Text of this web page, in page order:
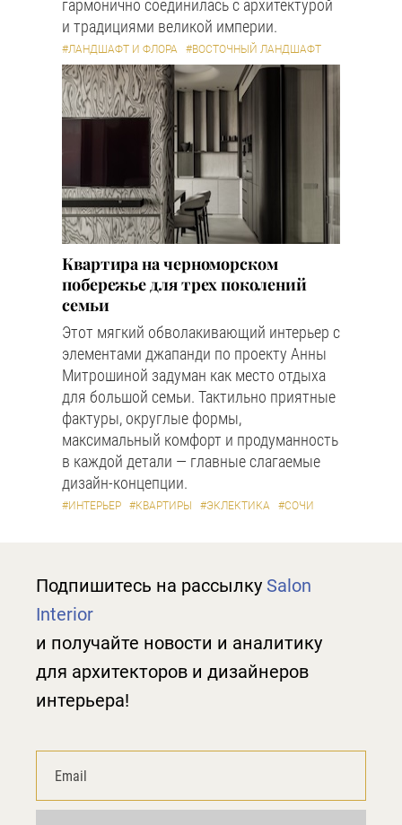
гармонично соединилась с архитектурой
и традициями великой империи.
#ЛАНДШАФТ И ФЛОРА #ВОСТОЧНЫЙ ЛАНДШАФТ
Квартира на черноморском
побережье для трех поколений
семьи
Этот мягкий обволакивающий интерьер с
элементами джапанди по проекту Анны
Митрошиной задуман как место отдыха
для большой семьи. Тактильно приятные
фактуры, округлые формы,
максимальный комфорт и продуманность
в каждой детали — главные слагаемые
дизайн-концепции.
#ИНТЕРЬЕР #КВАРТИРЫ #ЭКЛЕКТИКА #СОЧИ
Подпишитесь на рассылку Salon
Interior
и получайте новости и аналитику
для архитекторов и дизайнеров
интерьера!